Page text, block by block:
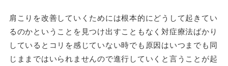
肩こりを改善していくためには根本的にどうして起きてい
るのかということを見つけ出すこともなく対症療法ばかり
しているとコリを感じていない時でも原因はいつまでも同
じままではいられませんので進行していくと言うことが起